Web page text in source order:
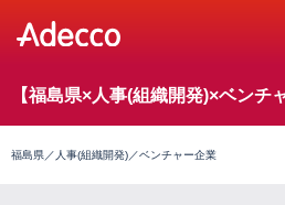
【福島県×人事(組織開発)×ベンチ
福島県／人事(組織開発)／ベンチャー企業